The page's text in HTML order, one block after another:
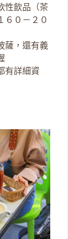
性飲品（茶
６０－２０
薩，還有義
有詳細資